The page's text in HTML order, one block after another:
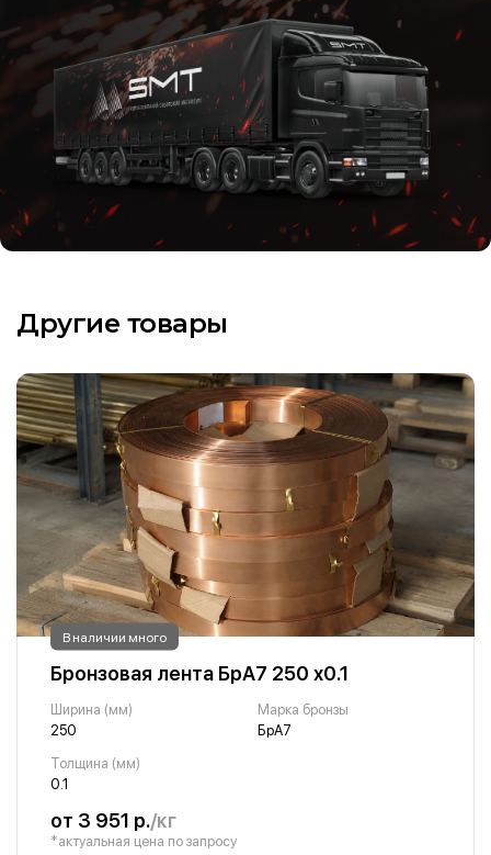
Другие товары
В наличии много
Бронзовая лента БрА7 250 х0.1
Ширина (мм)
250
Марка бронзы
БрА7
Толщина (мм)
0.1
от 3 951 р./кг
*актуальная цена по запросу